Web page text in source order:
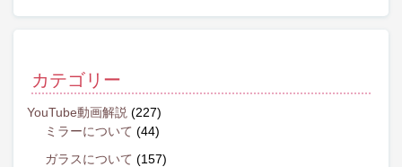
カテゴリー
YouTube動画解説 (227)
ミラーについて (44)
ガラスについて (157)